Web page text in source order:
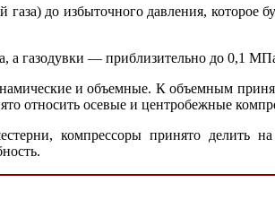
до избыточного давления, которое
а газодувки — приблизительно до 0,1
и объемные. К объемным
относить осевые и центробежные
компрессоры принято делить